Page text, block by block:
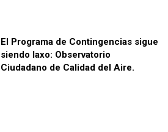
El Programa de Contingencias sigue
siendo laxo: Observatorio
Ciudadano de Calidad del Aire.